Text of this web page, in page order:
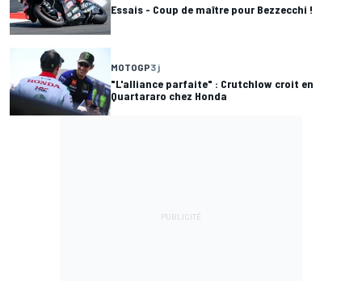
Essais - Coup de maître pour Bezzecchi !
MOTOGP3 j
"L'alliance parfaite" : Crutchlow croit en
Quartararo chez Honda